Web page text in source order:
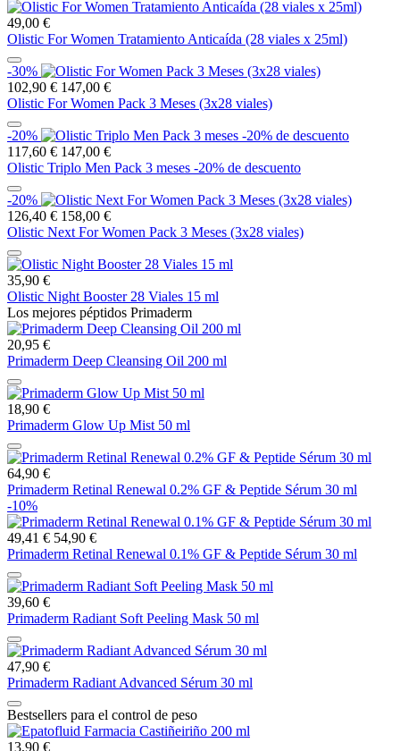
49,00 €
Olistic For Women Tratamiento Anticaída (28 viales x 25ml)
-30%
102,90 € 147,00 €
Olistic For Women Pack 3 Meses (3x28 viales)
-20%
117,60 € 147,00 €
Olistic Triplo Men Pack 3 meses -20% de descuento
-20%
126,40 € 158,00 €
Olistic Next For Women Pack 3 Meses (3x28 viales)
35,90 €
Olistic Night Booster 28 Viales 15 ml
Los mejores péptidos Primaderm
20,95 €
Primaderm Deep Cleansing Oil 200 ml
18,90 €
Primaderm Glow Up Mist 50 ml
64,90 €
Primaderm Retinal Renewal 0.2% GF & Peptide Sérum 30 ml
-10%
49,41 € 54,90 €
Primaderm Retinal Renewal 0.1% GF & Peptide Sérum 30 ml
39,60 €
Primaderm Radiant Soft Peeling Mask 50 ml
47,90 €
Primaderm Radiant Advanced Sérum 30 ml
Bestsellers para el control de peso
13,90 €